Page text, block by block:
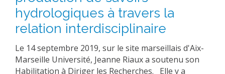
hydrologiques à travers la
relation interdisciplinaire
Le 14 septembre 2019, sur le site marseillais d'Aix-
Marseille Université, Jeanne Riaux a soutenu son
Habilitation à Diriger les Recherches. Elle y a